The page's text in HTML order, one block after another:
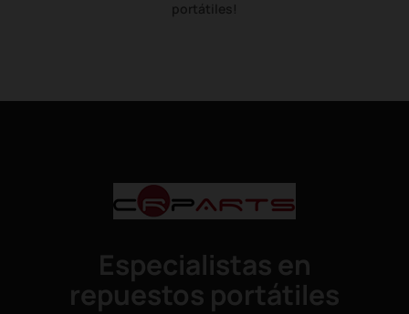
portátiles!
Especialistas en
repuestos portátiles